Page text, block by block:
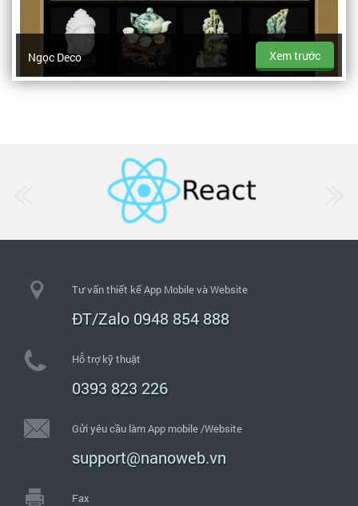
Ngọc Deco Xem trước
Tư vấn thiết kế App Mobile và Website
ĐT/Zalo 0948 854 888
Hỗ trợ kỹ thuật
0393 823 226
Gửi yêu cầu làm App mobile /Website
support@nanoweb.vn
Fax